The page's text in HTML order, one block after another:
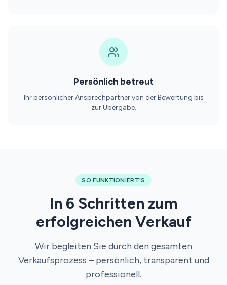
Persönlich betreut
Ihr persönlicher Ansprechpartner von der Bewertung bis
zur Übergabe.
SO FUNKTIONIERT'S
In 6 Schritten zum
erfolgreichen Verkauf
Wir begleiten Sie durch den gesamten
Verkaufsprozess – persönlich, transparent und
professionell.